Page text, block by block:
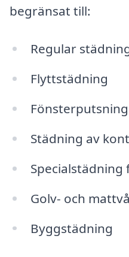
begränsat till:
Regular
Flyttstädning
Fönsterputsning
Städning av
Golv- och
Byggstädning